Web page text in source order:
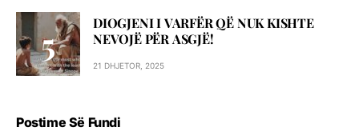
DIOGJENI I VARFËR QË NUK KISHTE
NEVOJË PËR ASGJË!
21 DHJETOR, 2025
Postime Së Fundi